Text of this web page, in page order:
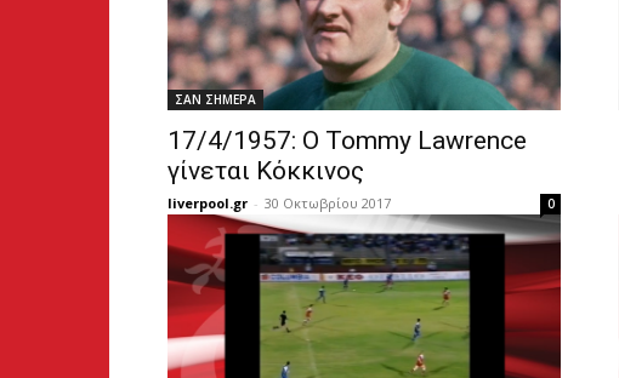
ΣΑΝ ΣΗΜΕΡΑ
17/4/1957: Ο Tommy Lawrence
γίνεται Κόκκινος
liverpool.gr - 30 Οκτωβρίου 2017 0